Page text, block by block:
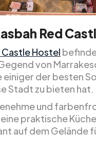
Red
Castle Hostel
von
einiger der besten
Stadt zu bieten hat.
und
praktische
auf dem Gelände